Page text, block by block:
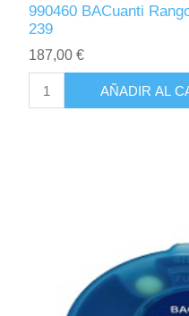
990460 BACuanti
239
187,00 €
AÑADIR AL